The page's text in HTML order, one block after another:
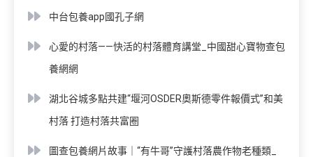
中台包養app國孔子網
心愛的村落——快活的村落體育講堂_中國甜心寶物查包
養網網
湖北谷城多點共建“堰河OSDER奧斯德零件報價式”和美
村落 打造村落共富圈
圖查包養網片故事｜“有牛哥”守護村落農作物老種類_